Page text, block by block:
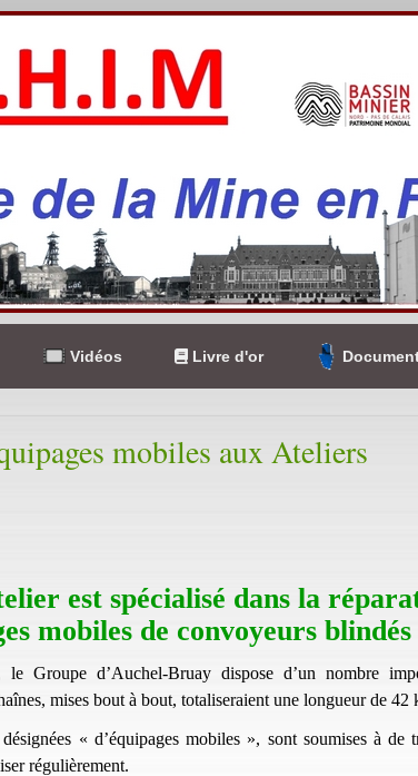
Vidéos Livre d'or
mobiles aux Ateliers
est spécialisé dans la
mobiles de convoyeurs blindés
Groupe d’Auchel-Bruay dispose d’un nombre
mises bout à bout, totaliseraient une longueur de 42
« d’équipages mobiles », sont soumises à de
régulièrement.